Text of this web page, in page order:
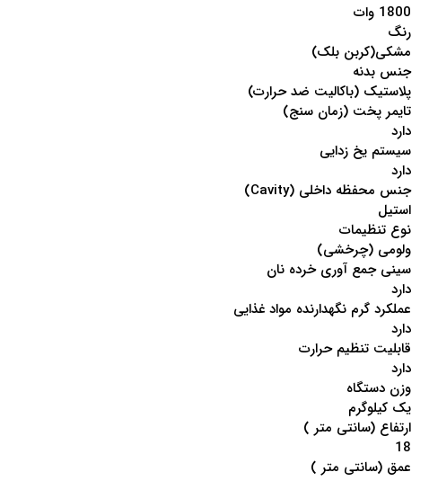
1800 وات
رنگ
مشکی(کربن بلک)
جنس بدنه
پلاستیک (باکالیت ضد حرارت)
تایمر پخت (زمان سنج)
دارد
سیستم یخ زدایی
دارد
جنس محفظه داخلی (Cavity)
استیل
نوع تنظیمات
ولومی (چرخشی)
سینی جمع آوری خرده نان
دارد
عملکرد گرم نگهدارنده مواد غذایی
دارد
قابلیت تنظیم حرارت
دارد
وزن دستگاه
یک کیلوگرم
ارتفاع (سانتی متر )
18
عمق (سانتی متر )